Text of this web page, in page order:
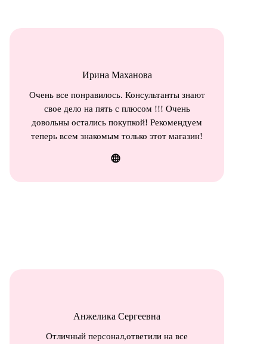
Ирина Маханова
Очень все понравилось. Консультанты знают
свое дело на пять с плюсом !!! Очень
довольны остались покупкой! Рекомендуем
теперь всем знакомым только этот магазин!
Анжелика Сергеевна
Отличный персонал,ответили на все